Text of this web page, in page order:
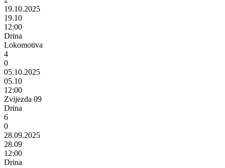
19.10.2025
19.10
12:00
Drina
Lokomotiva
4
0
05.10.2025
05.10
12:00
Zvijezda 09
Drina
6
0
28.09.2025
28.09
12:00
Drina